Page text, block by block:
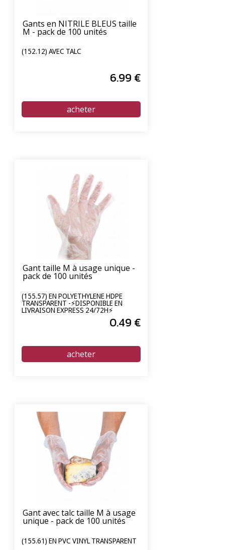
Gants en NITRILE BLEUS taille
M - pack de 100 unités
(152.12) AVEC TALC
6.99 €
Gant taille M à usage unique -
pack de 100 unités
(155.57) EN POLYETHYLENE HDPE
TRANSPARENT -⚡DISPONIBLE EN
LIVRAISON EXPRESS 24/72H⚡
0.49 €
Gant avec talc taille M à usage
unique - pack de 100 unités
(155.61) EN PVC VINYL TRANSPARENT